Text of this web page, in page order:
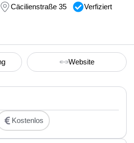
Cäcilienstraße 35 Verfiziert
Website
Kostenlos